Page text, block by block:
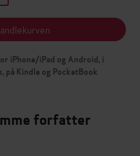
iPhone/iPad og Android, i
på Kindle og PocketBook
forfatter